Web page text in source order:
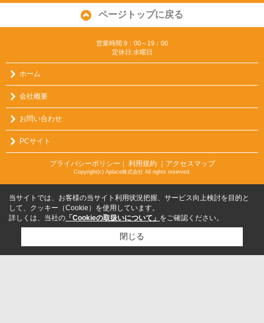
ページトップに戻る
営業時間:9：00～19：00
定休日:水曜日
ホーム
会社概要
お問い合わせ
PCサイト
プライバシーポリシー ｜ 利用規約 ｜アクセスマップ
Copyright(c) Aplace株式会社 All rights reserved.
当サイトでは、お客様の当サイト利用状況把握、サービス向上検討を目的と
して、クッキー（Cookie）を使用しています。
詳しくは、当社の 「Cookieの取扱いについて」 をご確認ください。
閉じる